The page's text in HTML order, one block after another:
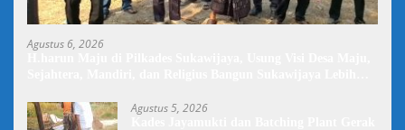
Agustus 6, 2026
Agustus 5, 2026